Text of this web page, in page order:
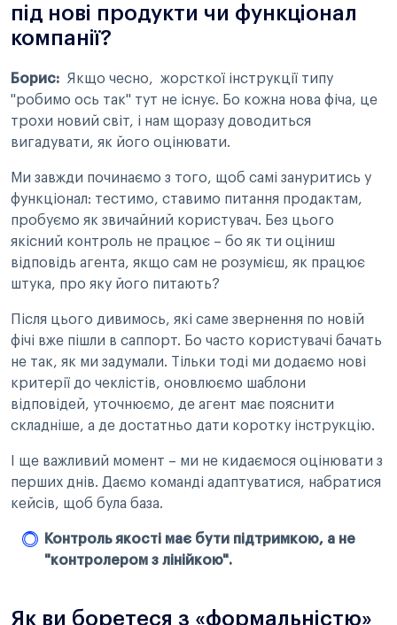
під нові продукти чи функціонал
компанії?
Борис: Якщо чесно, жорсткої інструкції типу
"робимо ось так" тут не існує. Бо кожна нова фіча, це
трохи новий світ, і нам щоразу доводиться
вигадувати, як його оцінювати.
Ми завжди починаємо з того, щоб самі зануритись у
функціонал: тестимо, ставимо питання продактам,
пробуємо як звичайний користувач. Без цього
якісний контроль не працює – бо як ти оціниш
відповідь агента, якщо сам не розумієш, як працює
штука, про яку його питають?
Після цього дивимось, які саме звернення по новій
фічі вже пішли в саппорт. Бо часто користувачі бачать
не так, як ми задумали. Тільки тоді ми додаємо нові
критерії до чеклістів, оновлюємо шаблони
відповідей, уточнюємо, де агент має пояснити
складніше, а де достатньо дати коротку інструкцію.
І ще важливий момент – ми не кидаємося оцінювати з
перших днів. Даємо команді адаптуватися, набратися
кейсів, щоб була база.
Контроль якості має бути підтримкою, а не
"контролером з лінійкою".
Як ви боретеся з «формальністю»